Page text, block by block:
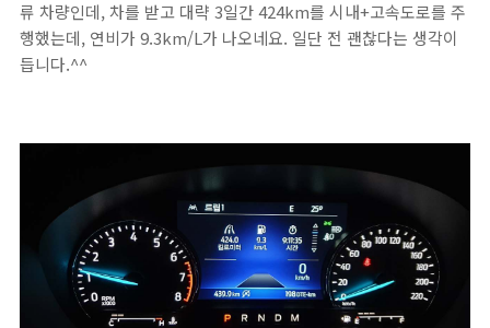
류 차량인데, 차를 받고 대략 3일간 424km를 시내+고속도로를 주
행했는데, 연비가 9.3km/L가 나오네요. 일단 전 괜찮다는 생각이
듭니다.^^